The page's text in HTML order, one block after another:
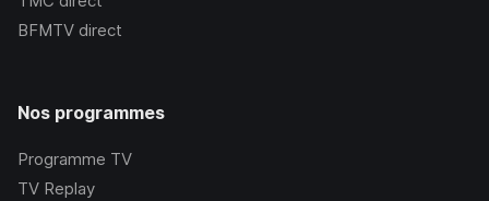
BFMTV direct
Nos programmes
Programme TV
TV Replay